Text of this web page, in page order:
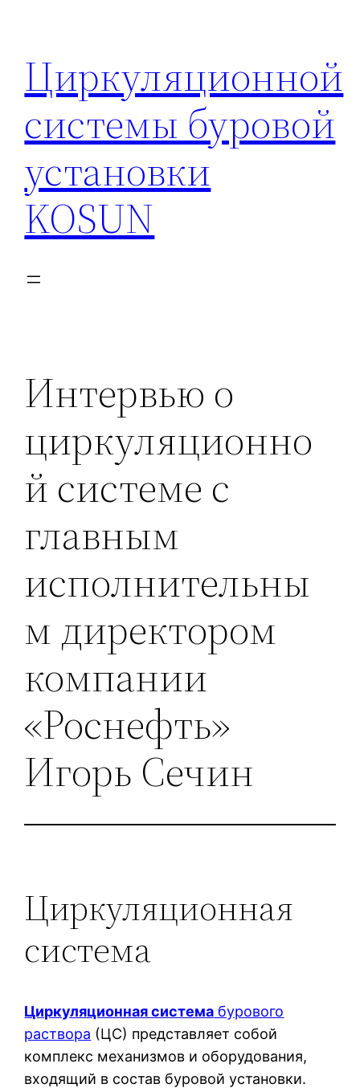
содержимому
Циркуляционной
системы буровой
установки
KOSUN
Интервью о
циркуляционно
й системе с
главным
исполнительны
м директором
компании
«Роснефть»
Игорь Сечин
Циркуляционная
система
Циркуляционная система бурового
раствора (ЦС) представляет собой
комплекс механизмов и оборудования,
входящий в состав буровой установки.